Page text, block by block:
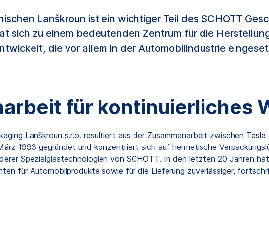
Lanškroun ist ein wichtiger Teil des SCHOTT
sich zu einem bedeutenden Zentrum für die
die vor allem in der Automobilindustrie
für kontinuierliches
Lanškroun s.r.o. resultiert aus der Zusammenarbeit zwischen
1993 gegründet und konzentriert sich auf hermetische
Spezialglastechnologien von SCHOTT. In den letzten 20 Jahren
für Automobilprodukte sowie für die Lieferung zuverlässiger,